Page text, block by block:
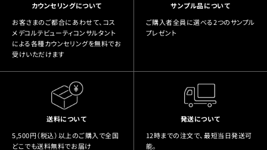
カウンセリングについて
お客さまのご都合にあわせて、コス
メデコルテビューティコンサルタント
による各種カウンセリングを無料でお
受けいただけます
サンプル品について
ご購入者全員に選べる2つのサンプル
プレゼント
送料について
5,500円（税込）以上のご購入で全国
どこでも送料無料でお届け
発送について
12時までの注文で、最短当日発送可
能。